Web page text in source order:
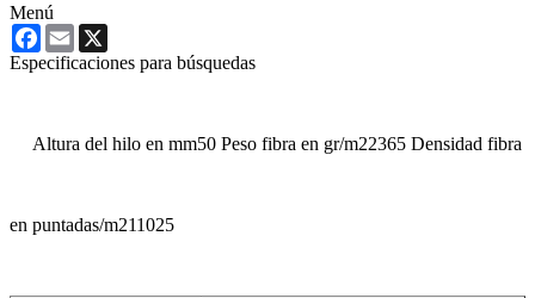
Menú
Facebook
Email
Especificaciones para búsquedas
Altura del hilo en mm50 Peso fibra en gr/m22365 Densidad fibra
en puntadas/m211025